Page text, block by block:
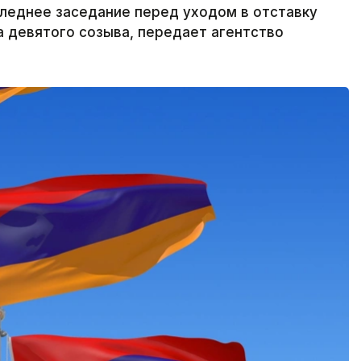
заседание перед уходом в отставку
созыва, передает агентство